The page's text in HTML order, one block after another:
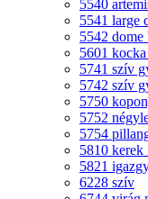
5540
5541 large
5542 dome
5601
5741 szív
5742 szív
5750
5752
5754
5810 kerek
5821
6228 szív